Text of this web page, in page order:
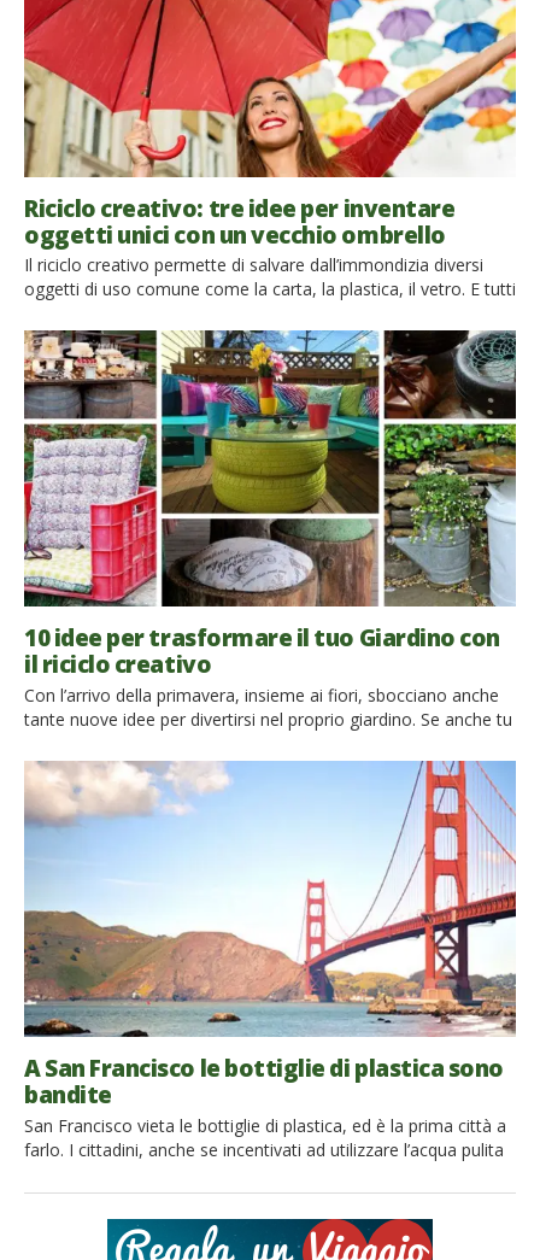
Riciclo creativo: tre idee per inventare
oggetti unici con un vecchio ombrello
Il riciclo creativo permette di salvare dall’immondizia diversi
oggetti di uso comune come la carta, la plastica, il vetro. E tutti
pensasse a dare una nuova vita ad altri oggetti magari inusuali
da riciclare, come ad esempio l’ombrello? Si, l’ombrello.
Quell’oggetto che personalmente tengo […]
10 idee per trasformare il tuo Giardino con
il riciclo creativo
Con l’arrivo della primavera, insieme ai fiori, sbocciano anche
tante nuove idee per divertirsi nel proprio giardino. Se anche tu
cassette di plastica, è arrivato il momento di scegliere un
modo intelligente (e green!) per trasformarli in pezzi di
arredamento incredibilmente belli ed originali con […]
A San Francisco le bottiglie di plastica sono
bandite
San Francisco vieta le bottiglie di plastica, ed è la prima città a
farlo. I cittadini, anche se incentivati ad utilizzare l’acqua pulita
plastica; ma negli edifici pubblici e nelle aree di proprietà del
comune le bottiglie di plastica diverranno fra pochi giorni
illegali. Negli Stati […]